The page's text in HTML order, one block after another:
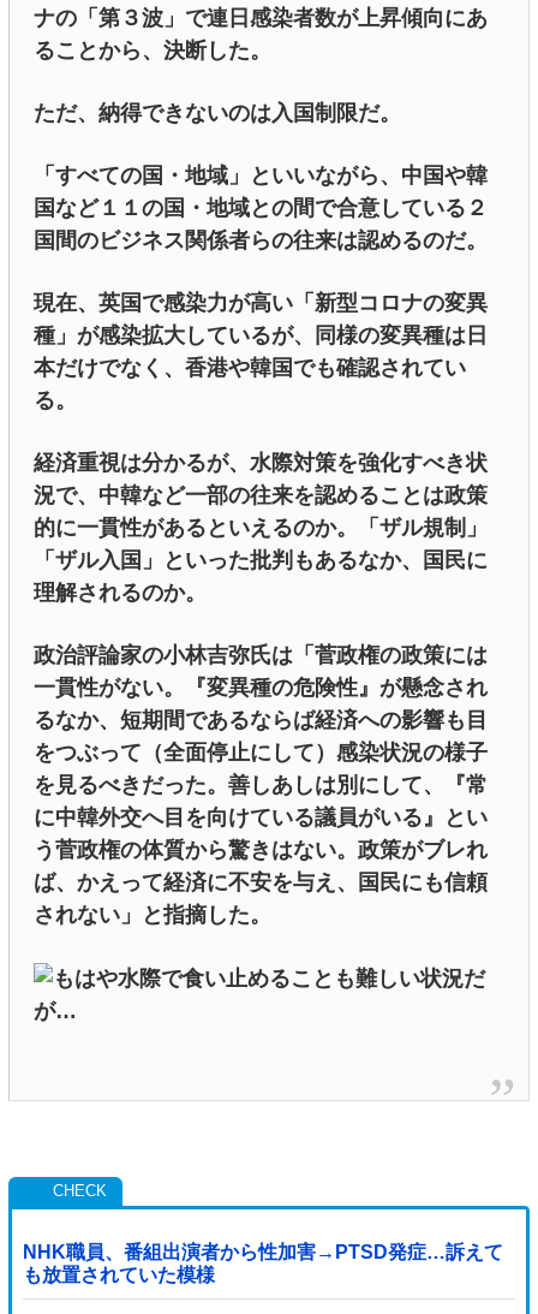
ナの「第３波」で連日感染者数が上昇傾向にあ
ることから、決断した。
ただ、納得できないのは入国制限だ。
「すべての国・地域」といいながら、中国や韓
国など１１の国・地域との間で合意している２
国間のビジネス関係者らの往来は認めるのだ。
現在、英国で感染力が高い「新型コロナの変異
種」が感染拡大しているが、同様の変異種は日
本だけでなく、香港や韓国でも確認されてい
る。
経済重視は分かるが、水際対策を強化すべき状
況で、中韓など一部の往来を認めることは政策
的に一貫性があるといえるのか。「ザル規制」
「ザル入国」といった批判もあるなか、国民に
理解されるのか。
政治評論家の小林吉弥氏は「菅政権の政策には
一貫性がない。『変異種の危険性』が懸念され
るなか、短期間であるならば経済への影響も目
をつぶって（全面停止にして）感染状況の様子
を見るべきだった。善しあしは別にして、『常
に中韓外交へ目を向けている議員がいる』とい
う菅政権の体質から驚きはない。政策がブレれ
ば、かえって経済に不安を与え、国民にも信頼
されない」と指摘した。
NHK職員、番組出演者から性加害→PTSD発症…訴えて
も放置されていた模様